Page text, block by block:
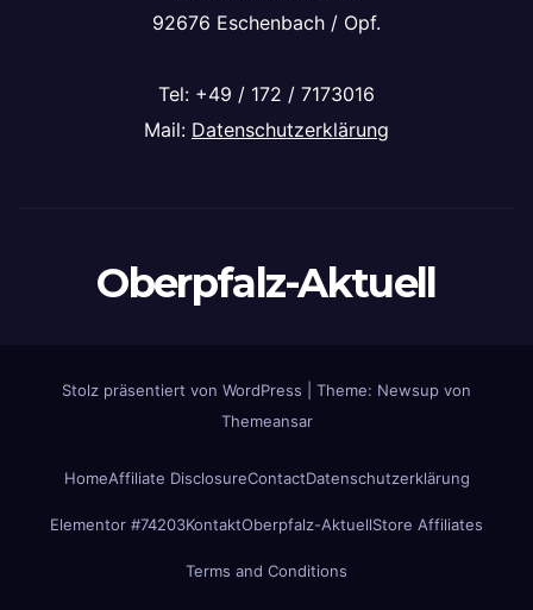
92676 Eschenbach / Opf.
Tel: +49 / 172 / 7173016
Mail: Datenschutzerklärung
Oberpfalz-Aktuell
Stolz präsentiert von WordPress
Theme: Newsup von
Themeansar
HomeAffiliate DisclosureContactDatenschutzerklärung
Elementor #74203KontaktOberpfalz-AktuellStore Affiliates
Terms and Conditions